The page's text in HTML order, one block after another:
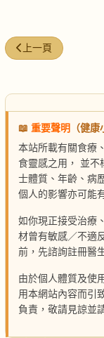
上一篇文章: 三菇豆
上一頁
📖 重要聲明
（健康
本站所載有關食療
食靈感之用， 並不
士體質、年齡、病
個人的影響亦可能
如你現正接受治療
材曾有敏感／不適
前，先諮詢註冊醫
由於個人體質及使
用本網站內容而引
負責，敬請見諒並